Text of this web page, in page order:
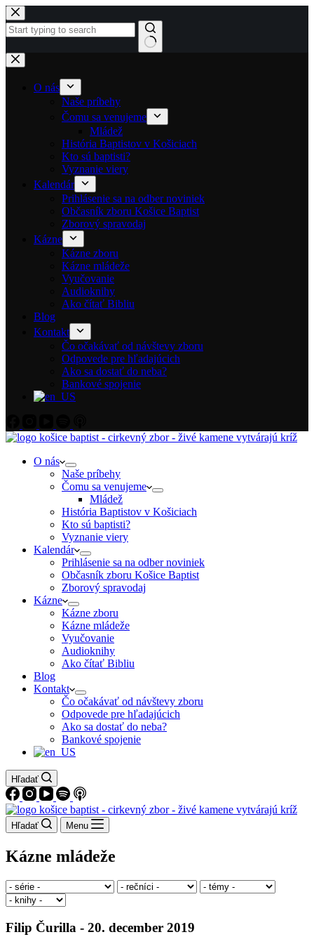
Skip to content
No results
O nás
Naše príbehy
Čomu sa venujeme
Mládež
História Baptistov v Košiciach
Kto sú baptisti?
Vyznanie viery
Kalendár
Prihlásenie sa na odber noviniek
Občasník zboru Košice Baptist
Zborový spravodaj
Kázne
Kázne zboru
Kázne mládeže
Vyučovanie
Audioknihy
Ako čítať Bibliu
Blog
Kontakt
Čo očakávať od návštevy zboru
Odpovede pre hľadajúcich
Ako sa dostať do neba?
Bankové spojenie
O nás
Naše príbehy
Čomu sa venujeme
Mládež
História Baptistov v Košiciach
Kto sú baptisti?
Vyznanie viery
Kalendár
Prihlásenie sa na odber noviniek
Občasník zboru Košice Baptist
Zborový spravodaj
Kázne
Kázne zboru
Kázne mládeže
Vyučovanie
Audioknihy
Ako čítať Bibliu
Blog
Kontakt
Čo očakávať od návštevy zboru
Odpovede pre hľadajúcich
Ako sa dostať do neba?
Bankové spojenie
Hľadať
Hľadať Menu
Kázne mládeže
Filip Čurilla - 20. december 2019